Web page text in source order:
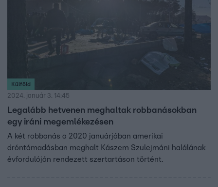
Külföld
2024. január 3. 14:45
Legalább hetvenen meghaltak robbanásokban
egy iráni megemlékezésen
A két robbanás a 2020 januárjában amerikai
dróntámadásban meghalt Kászem Szulejmáni halálának
évfordulóján rendezett szertartáson történt.